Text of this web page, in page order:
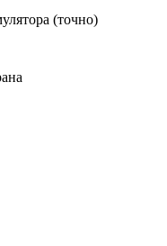
(точно)